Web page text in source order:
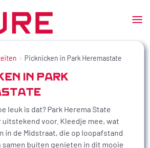
Picknicken in Park Heremastate
IN PARK
leuk is dat? Park Herema State
uitstekend voor. Kleedje mee, wat
in de Midstraat, die op loopafstand
samen buiten genieten in dit mooie